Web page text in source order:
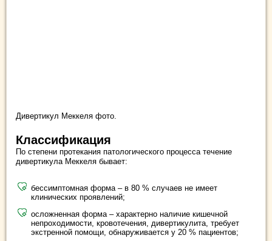
Дивертикул Меккеля фото.
Классификация
По степени протекания патологического процесса течение
дивертикула Меккеля бывает:
бессимптомная форма – в 80 % случаев не имеет
клинических проявлений;
осложненная форма – характерно наличие кишечной
непроходимости, кровотечения, дивертикулита, требует
экстренной помощи, обнаруживается у 20 % пациентов;